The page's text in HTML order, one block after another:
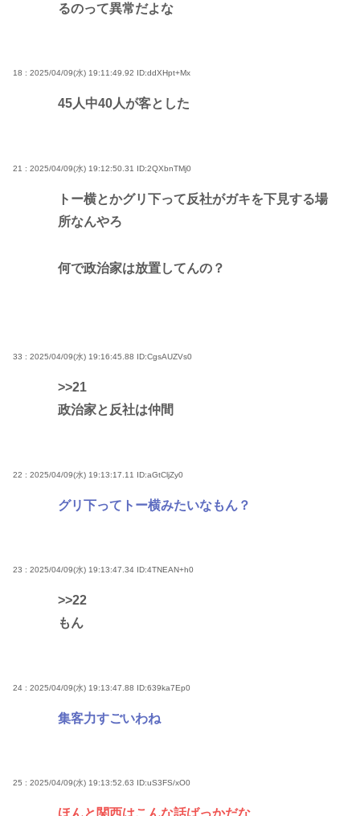
るのって異常だよな
18 : 2025/04/09(水) 19:11:49.92 ID:ddXHpt+Mx
45人中40人が客とした
21 : 2025/04/09(水) 19:12:50.31 ID:2QXbnTMj0
トー横とかグリ下って反社がガキを下見する場
所なんやろ
何で政治家は放置してんの？
33 : 2025/04/09(水) 19:16:45.88 ID:CgsAUZVs0
>>21
政治家と反社は仲間
22 : 2025/04/09(水) 19:13:17.11 ID:aGtCljZy0
グリ下ってトー横みたいなもん？
23 : 2025/04/09(水) 19:13:47.34 ID:4TNEAN+h0
>>22
もん
24 : 2025/04/09(水) 19:13:47.88 ID:639ka7Ep0
集客力すごいわね
25 : 2025/04/09(水) 19:13:52.63 ID:uS3FS/xO0